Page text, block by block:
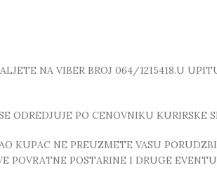
NA VIBER BROJ 064/1215418.U
ODREDJUJE PO CENOVNIKU KURIRSKE
KUPAC NE PREUZMETE VASU
POVRATNE POSTARINE I DRUGE